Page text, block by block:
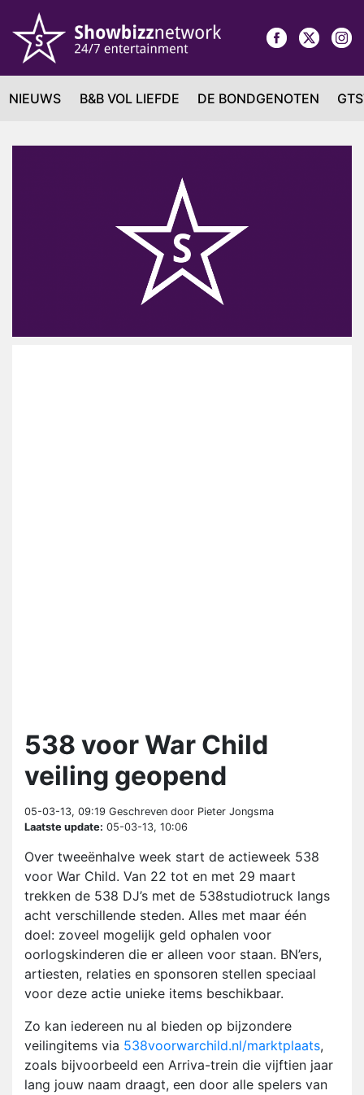
NIEUWS B&B VOL LIEFDE DE BONDGENOTEN
538 voor War Child
veiling geopend
05-03-13, 09:19 Geschreven door Pieter Jongsma
Laatste update: 05-03-13, 10:06
Over tweeënhalve week start de actieweek 538
voor War Child. Van 22 tot en met 29 maart
trekken de 538 DJ’s met de 538studiotruck langs
acht verschillende steden. Alles met maar één
doel: zoveel mogelijk geld ophalen voor
oorlogskinderen die er alleen voor staan. BN’ers,
artiesten, relaties en sponsoren stellen speciaal
voor deze actie unieke items beschikbaar.
Zo kan iedereen nu al bieden op bijzondere
veilingitems via 538voorwarchild.nl/marktplaats,
zoals bijvoorbeeld een Arriva-trein die vijftien jaar
lang jouw naam draagt, een door alle spelers van